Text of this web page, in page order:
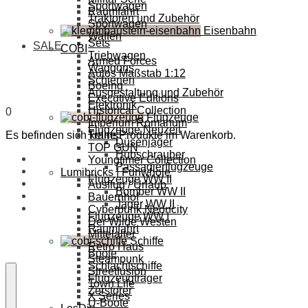
Sportwagen
Traktoren und Zubehör
Eisenbahn
Sets
Triebwagen
Waggons
Schienen
Ausgestaltung und Zubehör
Elektronik
Flugzeuge
Flugzeuge Neuzeit
Düsenjäger
Hubschrauber
Passagierflugzeuge
Flugzeuge WW II
Bomber WW II
Jäger WW II
Flugzeuge WW I
Raumfahrt
Schiffe
Boote
Schlachtschiffe
Flugzeugträger
Zerstörer
U-Boote
Raumfahrt
Sportwagen
Waffen
COBI
Armed Forces
Autos Maßstab 1:12
Boeing
Executive Editions
Historical Collection
Imperium Romanum
Trains
TOP GUN
Youngtimer Collection
Lumibricks | Funwhole
Ausflug / Urlaub
Bauernhof
Cyberpunk Neoncity
Der Wilde Westen
Mittelalter
Retro Haus
Steampunk
Streetfusion
Town Life
X Series
SALE
0
Es befinden sich keine Produkte im Warenkorb.